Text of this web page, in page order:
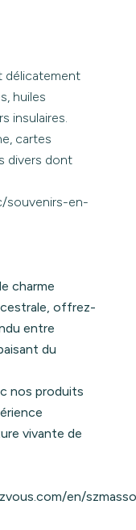
délicatement
huiles
insulaires.
cartes
divers dont
souvenirs-en-
charme
offrez-
entre
du
nos produits
vivante de
en/